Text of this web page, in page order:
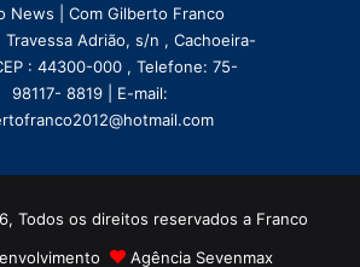
News | Com Gilberto Franco
Travessa Adrião, s/n , Cachoeira-
: 44300-000 , Telefone: 75-
98117- 8819 | E-mail:
Todos os direitos reservados a Franco
Agência Sevenmax